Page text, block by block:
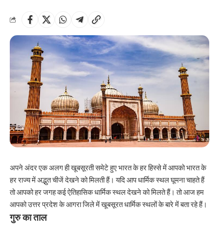
अपने अंदर एक अलग ही खूबसूरती समेटे हुए भारत के हर हिस्से में आपको भारत के
हर राज्य में अद्भुत चीजें देखने को मिलती हैं। यदि आप धार्मिक स्थल घूमना चाहते हैं
तो आपको हर जगह कई ऐतिहासिक धार्मिक स्थल देखने को मिलते हैं। तो आज हम
आपको उत्तर प्रदेश के आगरा जिले में खूबसूरत धार्मिक स्थलों के बारे में बता रहे हैं।
गुरु का ताल